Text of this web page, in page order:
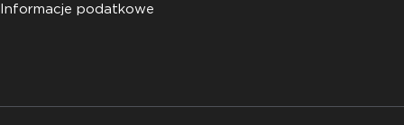
Informacje podatkowe